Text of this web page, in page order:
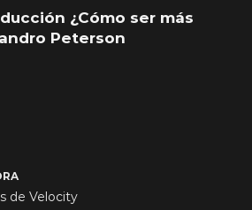
¿Cómo ser más
Peterson